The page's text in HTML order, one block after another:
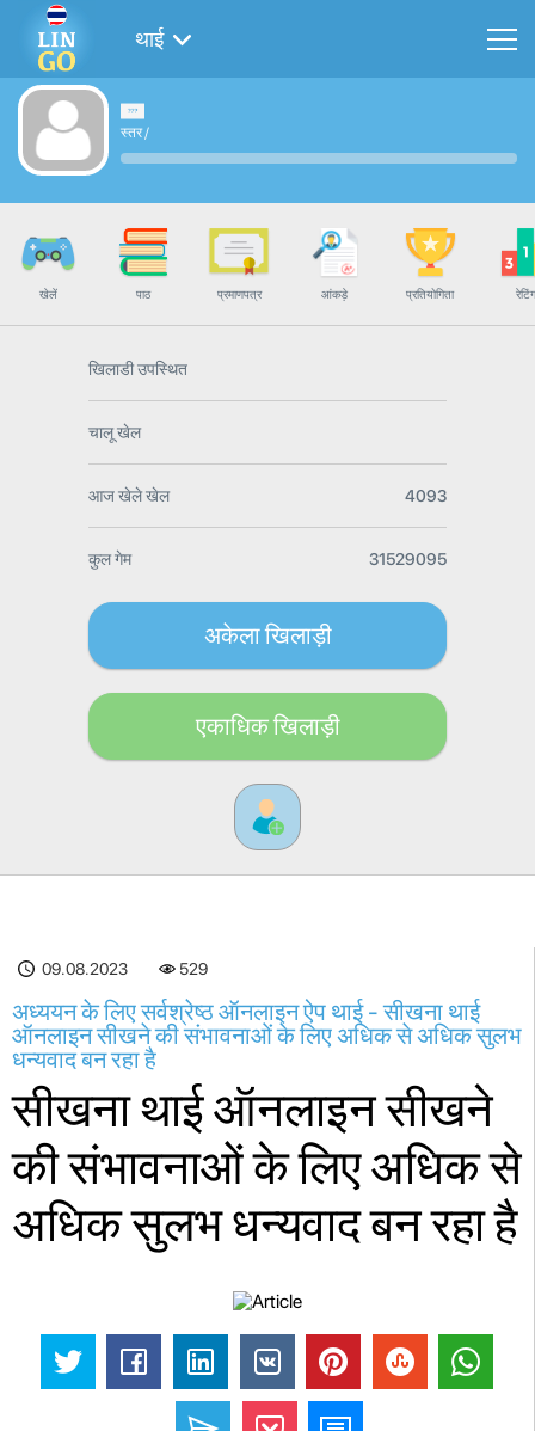
थाई
स्तर/
खेलें पाठ प्रमाणपत्र आंकड़े प्रतियोगिता रेटिंग
खिलाडी उपस्थित
चालू खेल
आज खेले खेल 4093
कुल गेम 31529095
अकेला खिलाड़ी
एकाधिक खिलाड़ी
09.08.2023 529
अध्ययन के लिए सर्वश्रेष्ठ ऑनलाइन ऐप थाई - सीखना थाई
ऑनलाइन सीखने की संभावनाओं के लिए अधिक से अधिक सुलभ
धन्यवाद बन रहा है
सीखना थाई ऑनलाइन सीखने
की संभावनाओं के लिए अधिक से
अधिक सुलभ धन्यवाद बन रहा है